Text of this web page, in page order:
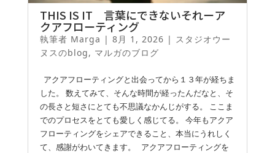
THIS IS IT 言葉にできないそれーア
クアフローティング
執筆者 Marga | 8月 1, 2026 | スタジオウー
ヌスのblog, マルガのブログ
アクアフローティングと出会ってから１３年が経ちま
した。 数えてみて、そんな時間が経ったんだなと、そ
の長さと短さにとても不思議なかんじがする。 ここま
でのプロセスをとても愛しく感じてる。 今年もアクア
フローティングをシェアできること、本当にうれしく
て、感謝がわいてきます。 アクアフローティングを